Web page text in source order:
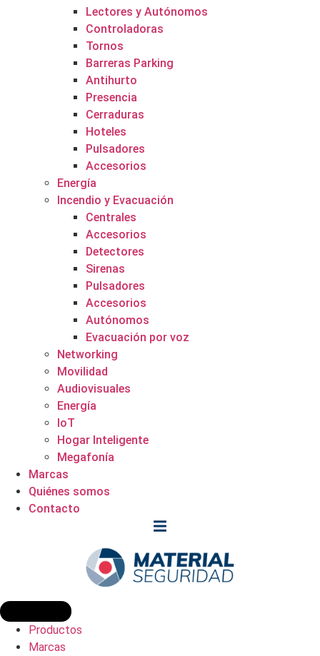
Lectores y Autónomos
Controladoras
Tornos
Barreras Parking
Antihurto
Presencia
Cerraduras
Hoteles
Pulsadores
Accesorios
Energía
Incendio y Evacuación
Centrales
Accesorios
Detectores
Sirenas
Pulsadores
Accesorios
Autónomos
Evacuación por voz
Networking
Movilidad
Audiovisuales
Energía
IoT
Hogar Inteligente
Megafonía
Marcas
Quiénes somos
Contacto
Productos
Marcas